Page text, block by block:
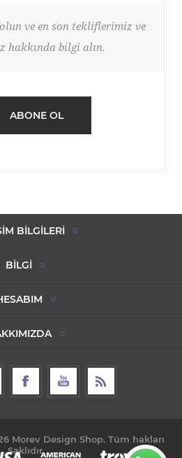
ve en son tekliflerimiz ve
hakkında bilgi alın.
ABONE OL
BILGILERI
BILGI
Morev Design Shop. Tüm hakları
Saklıdır.